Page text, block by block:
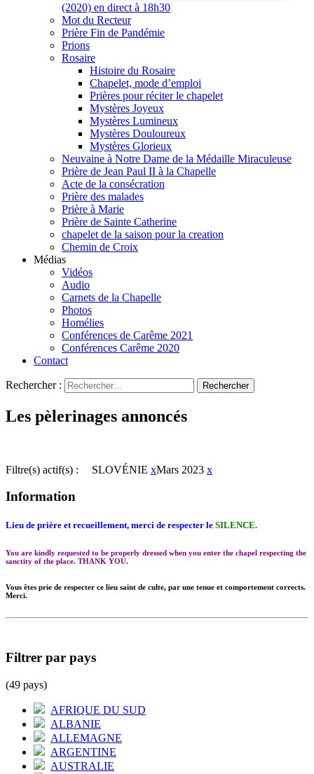
(2020) en direct à 18h30
Mot du Recteur
Prière Fin de Pandémie
Prions
Rosaire
Histoire du Rosaire
Chapelet, mode d’emploi
Prières pour réciter le chapelet
Mystères Joyeux
Mystères Lumineux
Mystères Douloureux
Mystères Glorieux
Neuvaine à Notre Dame de la Médaille Miraculeuse
Prière de Jean Paul II à la Chapelle
Acte de la consécration
Prière des malades
Prière à Marie
Prière de Sainte Catherine
chapelet de la saison pour la creation
Chemin de Croix
Médias
Vidéos
Audio
Carnets de la Chapelle
Photos
Homélies
Conférences de Carême 2021
Conférences Carême 2020
Contact
Rechercher :
Les pèlerinages annoncés
Filtre(s) actif(s) : SLOVÉNIE xMars 2023 x
Information
Lieu de prière et recueillement, merci de respecter le SILENCE.
You are kindly requested to be properly dressed when you enter the chapel respecting the
sanctity of the place. THANK YOU.
Vous êtes prie de respecter ce lieu saint de culte, par une tenue et comportement corrects.
Merci.
Filtrer par pays
(49 pays)
AFRIQUE DU SUD
ALBANIE
ALLEMAGNE
ARGENTINE
AUSTRALIE